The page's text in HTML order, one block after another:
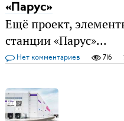
«Парус»
Ещё проект,
станции «Парус»...
Нет комментариев 716